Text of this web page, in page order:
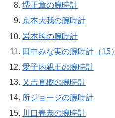
堺正章の腕時計
京本大我の腕時計
岩本照の腕時計
田中みな実の腕時計（15）
愛子内親王の腕時計
又吉直樹の腕時計
所ジョージの腕時計
川口春奈の腕時計